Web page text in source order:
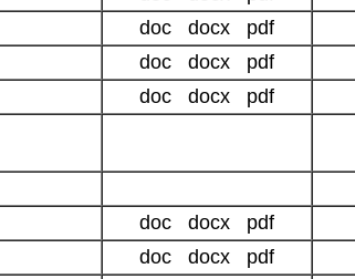
doc docx pdf
doc docx pdf
doc docx pdf
doc docx pdf
doc docx pdf